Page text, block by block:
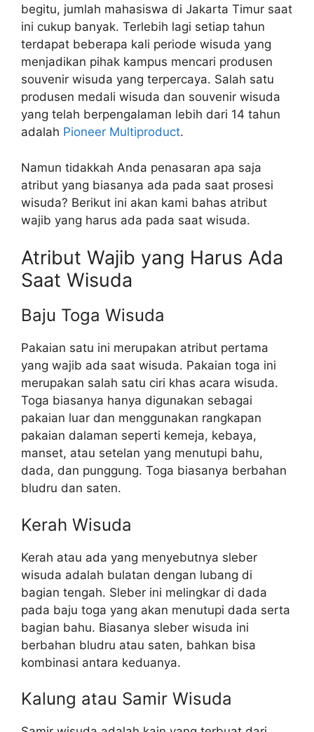
begitu, jumlah mahasiswa di Jakarta Timur saat
ini cukup banyak. Terlebih lagi setiap tahun
terdapat beberapa kali periode wisuda yang
menjadikan pihak kampus mencari produsen
souvenir wisuda yang terpercaya. Salah satu
produsen medali wisuda dan souvenir wisuda
yang telah berpengalaman lebih dari 14 tahun
adalah Pioneer Multiproduct.
Namun tidakkah Anda penasaran apa saja
atribut yang biasanya ada pada saat prosesi
wisuda? Berikut ini akan kami bahas atribut
wajib yang harus ada pada saat wisuda.
Atribut Wajib yang Harus Ada
Saat Wisuda
Baju Toga Wisuda
Pakaian satu ini merupakan atribut pertama
yang wajib ada saat wisuda. Pakaian toga ini
merupakan salah satu ciri khas acara wisuda.
Toga biasanya hanya digunakan sebagai
pakaian luar dan menggunakan rangkapan
pakaian dalaman seperti kemeja, kebaya,
manset, atau setelan yang menutupi bahu,
dada, dan punggung. Toga biasanya berbahan
bludru dan saten.
Kerah Wisuda
Kerah atau ada yang menyebutnya sleber
wisuda adalah bulatan dengan lubang di
bagian tengah. Sleber ini melingkar di dada
pada baju toga yang akan menutupi dada serta
bagian bahu. Biasanya sleber wisuda ini
berbahan bludru atau saten, bahkan bisa
kombinasi antara keduanya.
Kalung atau Samir Wisuda